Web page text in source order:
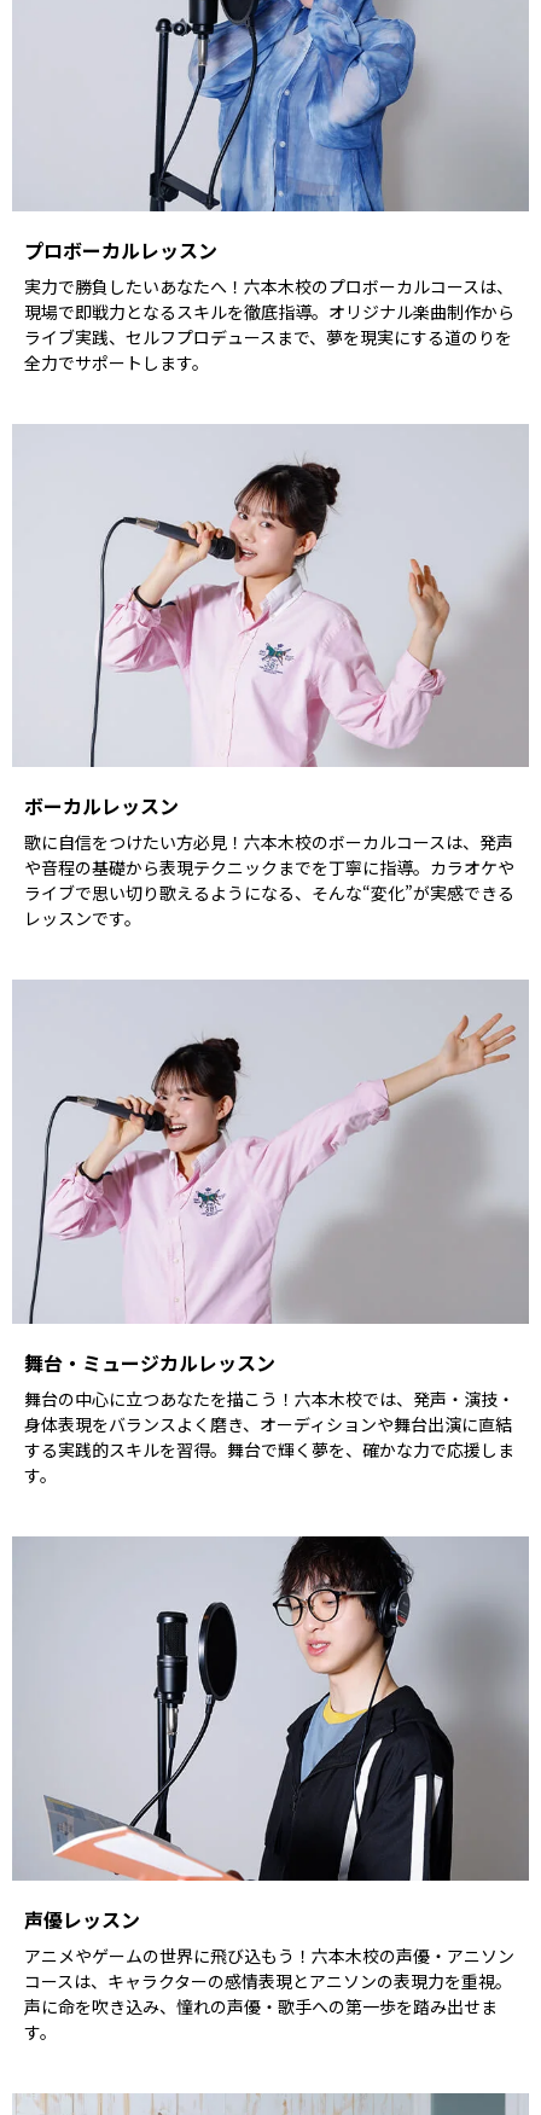
プロボーカルレッスン
実力で勝負したいあなたへ！六本木校のプロボーカルコースは、
現場で即戦力となるスキルを徹底指導。オリジナル楽曲制作から
ライブ実践、セルフプロデュースまで、夢を現実にする道のりを
全力でサポートします。
ボーカルレッスン
歌に自信をつけたい方必見！六本木校のボーカルコースは、発声
や音程の基礎から表現テクニックまでを丁寧に指導。カラオケや
ライブで思い切り歌えるようになる、そんな“変化”が実感できる
レッスンです。
舞台・ミュージカルレッスン
舞台の中心に立つあなたを描こう！六本木校では、発声・演技・
身体表現をバランスよく磨き、オーディションや舞台出演に直結
する実践的スキルを習得。舞台で輝く夢を、確かな力で応援しま
す。
声優レッスン
アニメやゲームの世界に飛び込もう！六本木校の声優・アニソン
コースは、キャラクターの感情表現とアニソンの表現力を重視。
声に命を吹き込み、憧れの声優・歌手への第一歩を踏み出せま
す。